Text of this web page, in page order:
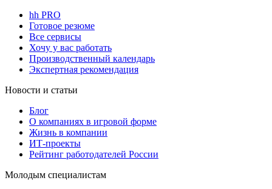
hh PRO
Готовое резюме
Все сервисы
Хочу у вас работать
Производственный календарь
Экспертная рекомендация
Новости и статьи
Блог
О компаниях в игровой форме
Жизнь в компании
ИТ-проекты
Рейтинг работодателей России
Молодым специалистам